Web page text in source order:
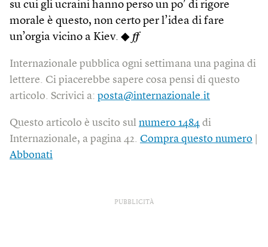
su cui gli ucraini hanno perso un po’ di rigore
morale è questo, non certo per l’idea di fare
un’orgia vicino a Kiev. ◆ ff
Internazionale pubblica ogni settimana una pagina di
lettere. Ci piacerebbe sapere cosa pensi di questo
articolo. Scrivici a: posta@internazionale.it
Questo articolo è uscito sul numero 1484 di
Internazionale, a pagina 42. Compra questo numero
Abbonati
PUBBLICITÀ